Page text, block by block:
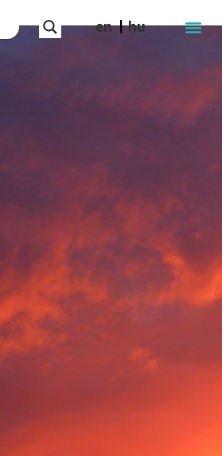
en hu